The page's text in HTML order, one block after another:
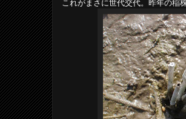
これがまさに世代交代。昨年の稲